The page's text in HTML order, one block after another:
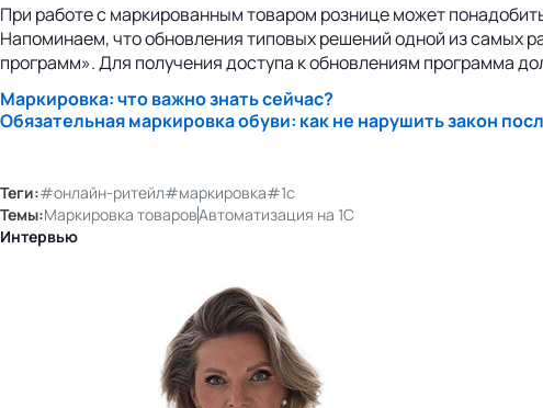
При работе с маркированным товаром рознице может
Напоминаем, что обновления типовых решений одной из самых
программ». Для получения доступа к обновлениям программа
Маркировка: что важно знать сейчас?
Обязательная маркировка обуви: как не нарушить закон
Теги:#онлайн-ритейл#маркировка#1с
Темы:Маркировка товаровАвтоматизация на 1С
Интервью